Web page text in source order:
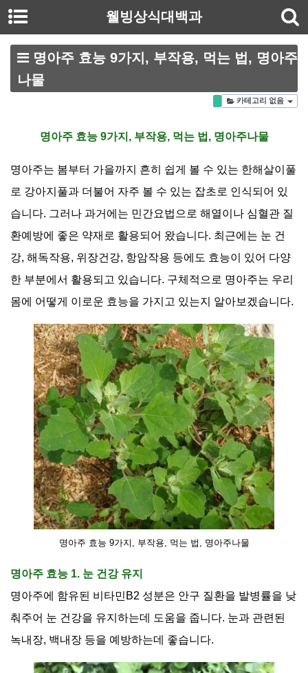
웰빙상식대백과
명아주 효능 9가지, 부작용, 먹는 법, 명아주
나물
카테고리 없음
명아주 효능 9가지, 부작용, 먹는 법, 명아주나물
명아주는 봄부터 가을까지 흔히 쉽게 볼 수 있는 한해살이풀
로 강아지풀과 더불어 자주 볼 수 있는 잡초로 인식되어 있
습니다. 그러나 과거에는 민간요법으로 해열이나 심혈관 질
환예방에 좋은 약재로 활용되어 왔습니다. 최근에는 눈 건
강, 해독작용, 위장건강, 항암작용 등에도 효능이 있어 다양
한 부분에서 활용되고 있습니다. 구체적으로 명아주는 우리
몸에 어떻게 이로운 효능을 가지고 있는지 알아보겠습니다.
명아주 효능 9가지, 부작용, 먹는 법, 명아주나물
명아주 효능 1. 눈 건강 유지
명아주에 함유된 비타민 B2 성분은 안구 질환을 발병률을 낮
춰주어 눈 건강을 유지하는데 도움을 줍니다. 눈과 관련된
녹내장, 백내장 등을 예방하는데 좋습니다.